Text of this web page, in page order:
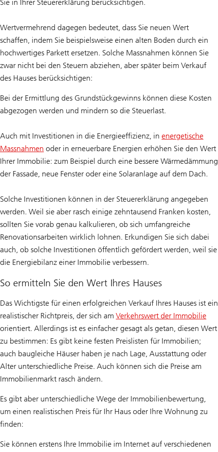
Sie in Ihrer Steuererklärung berücksichtigen.
Wertvermehrend dagegen bedeutet, dass Sie neuen Wert
schaffen, indem Sie beispielsweise einen alten Boden durch ein
hochwertiges Parkett ersetzen. Solche Massnahmen können Sie
zwar nicht bei den Steuern abziehen, aber später beim Verkauf
des Hauses berücksichtigen:
Bei der Ermittlung des Grundstückgewinns können diese Kosten
abgezogen werden und mindern so die Steuerlast.
Auch mit Investitionen in die Energieeffizienz, in energetische
Massnahmen oder in erneuerbare Energien erhöhen Sie den Wert
Ihrer Immobilie: zum Beispiel durch eine bessere Wärmedämmung
der Fassade, neue Fenster oder eine Solaranlage auf dem Dach.
Solche Investitionen können in der Steuererklärung angegeben
werden. Weil sie aber rasch einige zehntausend Franken kosten,
sollten Sie vorab genau kalkulieren, ob sich umfangreiche
Renovationsarbeiten wirklich lohnen. Erkundigen Sie sich dabei
auch, ob solche Investitionen öffentlich gefördert werden, weil sie
die Energiebilanz einer Immobilie verbessern.
So ermitteln Sie den Wert Ihres Hauses
Das Wichtigste für einen erfolgreichen Verkauf Ihres Hauses ist ein
realistischer Richtpreis, der sich am Verkehrswert der Immobilie
orientiert. Allerdings ist es einfacher gesagt als getan, diesen Wert
zu bestimmen: Es gibt keine festen Preislisten für Immobilien;
auch baugleiche Häuser haben je nach Lage, Ausstattung oder
Alter unterschiedliche Preise. Auch können sich die Preise am
Immobilienmarkt rasch ändern.
Es gibt aber unterschiedliche Wege der Immobilienbewertung,
um einen realistischen Preis für Ihr Haus oder Ihre Wohnung zu
finden:
Sie können erstens Ihre Immobilie im Internet auf verschiedenen